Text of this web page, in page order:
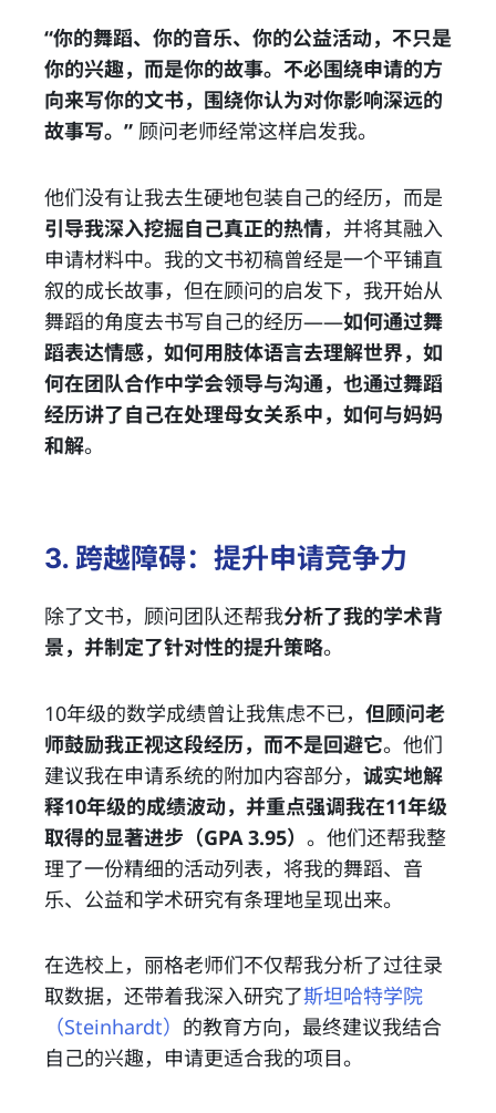
“你的舞蹈、你的音乐、你的公益活动，不只是
你的兴趣，而是你的故事。不必围绕申请的方
向来写你的文书，围绕你认为对你影响深远的
故事写。” 顾问老师经常这样启发我。
他们没有让我去生硬地包装自己的经历，而是
引导我深入挖掘自己真正的热情，并将其融入
申请材料中。我的文书初稿曾经是一个平铺直
叙的成长故事，但在顾问的启发下，我开始从
舞蹈的角度去书写自己的经历——如何通过舞
蹈表达情感，如何用肢体语言去理解世界，如
何在团队合作中学会领导与沟通，也通过舞蹈
经历讲了自己在处理母女关系中，如何与妈妈
和解。
3. 跨越障碍：提升申请竞争力
除了文书，顾问团队还帮我分析了我的学术背
景，并制定了针对性的提升策略。
10年级的数学成绩曾让我焦虑不已， 但顾问老
师鼓励我正视这段经历，而不是回避它。他们
建议我在申请系统的附加内容部分， 诚实地解
释10年级的成绩波动，并重点强调我在11年级
取得的显著进步（GPA 3.95） 。他们还帮我整
理了一份精细的活动列表，将我的舞蹈、音
乐、公益和学术研究有条理地呈现出来。
在选校上，丽格老师们不仅帮我分析了过往录
取数据，还带着我深入研究了斯坦哈特学院
（Steinhardt） 的教育方向，最终建议我结合
自己的兴趣，申请更适合我的项目。